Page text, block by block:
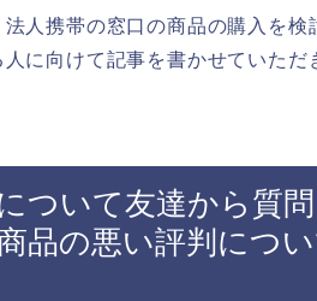
人携帯の窓口の商品の購入を検
に向けて記事を書かせていただ
ついて友達から質
品の悪い評判につ